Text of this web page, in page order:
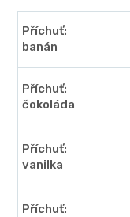
Příchuť:
banán
Příchuť:
čokoláda
Příchuť:
vanilka
Příchuť: